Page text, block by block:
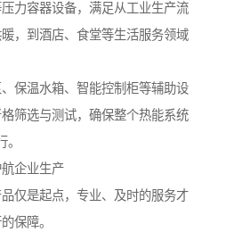
力容器设备，满足从工业生产流
，到酒店、食堂等生活服务领域
保温水箱、智能控制柜等辅助设
筛选与测试，确保整个热能系统
企业生产
仅是起点，专业、及时的服务才
保障。